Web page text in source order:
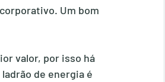
Um bom
valor, por isso há
de energia é